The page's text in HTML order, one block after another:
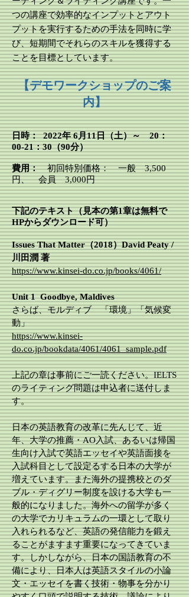
つの講座で効率的なインプットとアウト
プットを実行するための手法を同時に学
び、短期間でそれらのスキルを獲得する
ことを目標としています。
【デモワークショップのご案
内】
日時：2022年 6月11日（土）～ 20：
00-21：30（90分）
費用：初回特別価格： 一般 3,500
円、 会員 3,000円
下記のテキスト（見本の第1章は無料で
HPからダウンロード可）
Issues That Matter（2018）David Peaty /
川田潤 著
https://www.kinsei-do.co.jp/books/4061/
​Unit 1 Goodbye, Maldives
さらば、モルディブ 「環境」「気候変
動」
https://www.kinsei-
do.co.jp/bookdata/4061/4061_sample.pdf
上記の章は事前にご一読ください。IELTS
のライティング問題は申込者に送付しま
す。
日本の英語教育の改革に先んじて、近
年、大学の推薦・AO入試、あるいは帰国
生向け入試で英語エッセイや英語面接を
入試科目として設定るする日本の大学が
増えています。また海外の提携校とのダ
ブル・ディグリー制度を設ける大学も一
般的になりました。海外への留学が多く
の大学でカリキュラムの一環として取り
入れられるなど、英語の発信能力を鍛え
ることがますます重要になってきていま
す。しかしながら、日本の国語教育の不
備により、日本人は英語スタイルの小論
文・エッセイを書く技術・物事を分かり